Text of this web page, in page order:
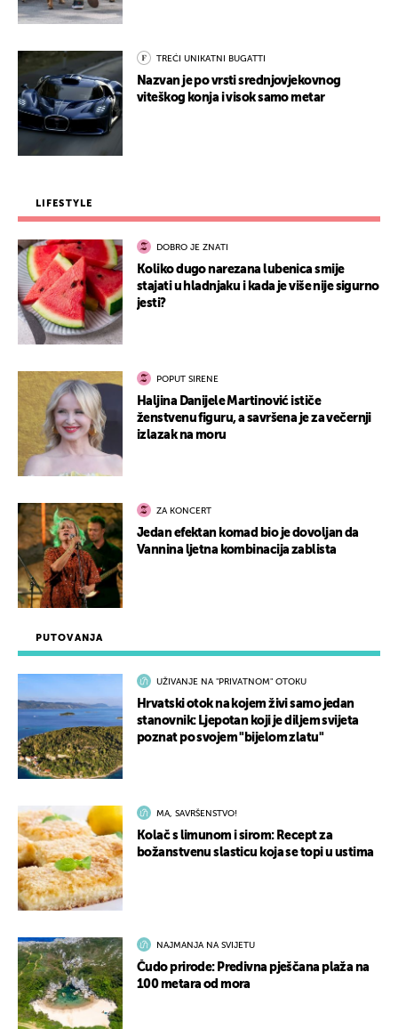
PUTOVANJA
UŽIVANJE NA "PRIVATNOM" OTOKU
Hrvatski otok na kojem živi samo jedan
stanovnik: Ljepotan koji je diljem svijeta
poznat po svojem "bijelom zlatu"
MA, SAVRŠENSTVO!
Kolač s limunom i sirom: Recept za
božanstvenu slasticu koja se topi u ustima
NAJMANJA NA SVIJETU
Čudo prirode: Predivna pješčana plaža na
100 metara od mora
TREĆI UNIKATNI BUGATTI
Nazvan je po vrsti srednjovjekovnog
viteškog konja i visok samo metar
LIFESTYLE
DOBRO JE ZNATI
Koliko dugo narezana lubenica smije
stajati u hladnjaku i kada je više nije sigurno
jesti?
POPUT SIRENE
Haljina Danijele Martinović ističe
ženstvenu figuru, a savršena je za večernji
izlazak na moru
ZA KONCERT
Jedan efektan komad bio je dovoljan da
Vannina ljetna kombinacija zablista